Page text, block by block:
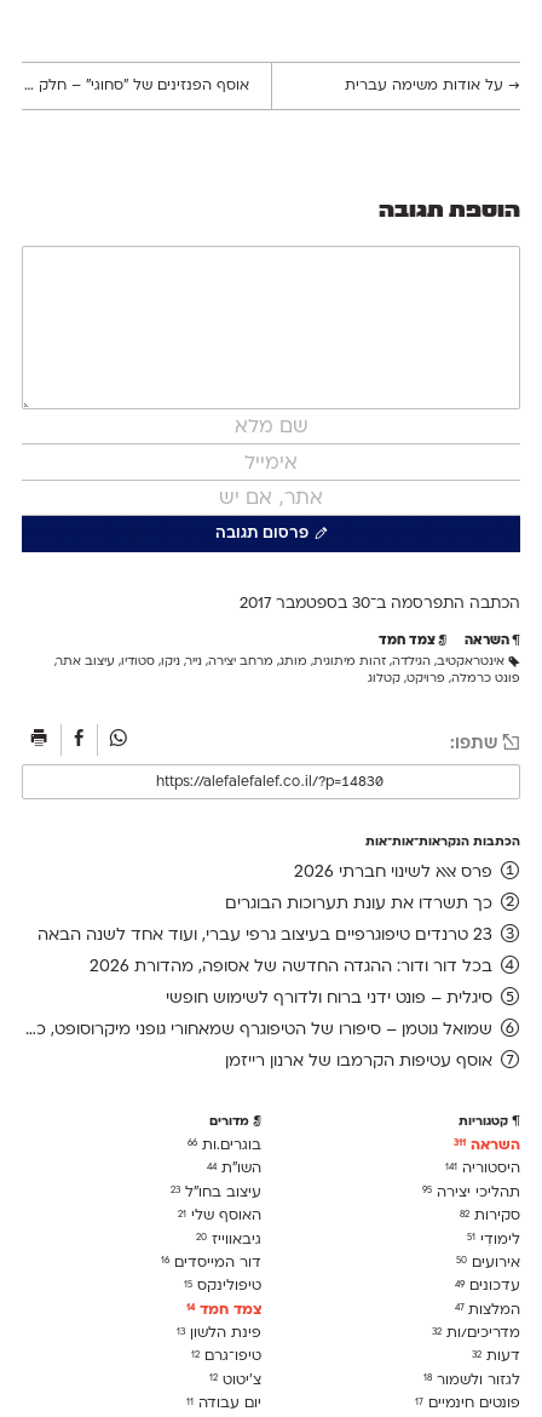
→על אודות משימה עברית אוסף הפנזינים של ״סחוגי״ – חלק א׳: הפנזין וקורותיו בארץ ישראל
הוספת תגובה
פרסום תגובה
הכתבה התפרסמה ב־30 ב ספטמבר 2017
השראה צמד חמד
אינטראקטיב, הגילדה, זהות מיתוגית, מותג, מרחב יצירה, נייר, ניקו , סטודיו , עיצוב אתר,
פונט כרמלה, פרויקט, קטלוג
שתפו:
הכתבות הנקראות־אות־אות
פרס אאא לשינוי חברתי 2026
כך תשרדו את עונת תערוכות הבוגרים
23 טרנדים טיפוגרפיים בעיצוב גרפי עברי, ועוד אחד לשנה הבאה
בכל דור ודור: ההגדה החדשה של אסופה, מהדורת 2026
סיגלית – פונט ידני ברוח ולדורף לשימוש חופשי
שמואל גוטמן – סיפורו של הטיפוגרף שמאחורי גופני מיקרוסופט, כפי שנחשף בארכיון של נינתו
אוסף עטיפות הקרמבו של ארנון רייזמן
קטגוריות
השראה 311
היסטוריה 141
תהליכי יצירה 95
סקירות 82
לימודִי 51
אירועים 50
עדכונים 49
המלצות47
מדריכים/ות 32
דעות 32
לגזור ולשמור 18
פונטים חינמיים 17
מדורים
בוגרים.ות66
השו״ת44
עיצוב בחו"ל23
האוסף שלי21
גיבאווייז20
דור המייסדים16
טיפולינקס15
צמד חמד14
פינת הלשון13
טיפו־גרם12
צ׳יטוט12
יום עבודה11